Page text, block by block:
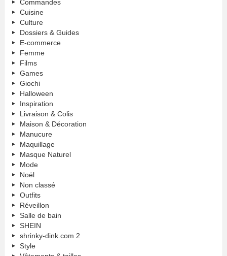
Commandes
Cuisine
Culture
Dossiers & Guides
E-commerce
Femme
Films
Games
Giochi
Halloween
Inspiration
Livraison & Colis
Maison & Décoration
Manucure
Maquillage
Masque Naturel
Mode
Noël
Non classé
Outfits
Réveillon
Salle de bain
SHEIN
shrinky-dink.com 2
Style